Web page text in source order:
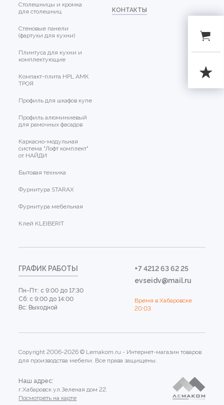
Столешницы и кромка
для столешниц
Стеновые панели
(фартуки для кухни)
Плинтуса для кухни и
комплектующие
Компакт-плита HPL АМК
ТРОЯ
Профиль для шкафов купе
Профиль алюминиевый
для рамочных фасадов
Каркасно-модульная
система "Лофт комплект"
от НАЙДИ
Бытовая техника
Фурнитура STARAX
Фурнитура мебельная
Клей KLEIBERIT
КОНТАКТЫ
ГРАФИК РАБОТЫ
Пн-Пт: с 9:00 до 17:30
Сб: с 9:00 до 14:00
Вс: Выходной
+7 4212 63 62 25
evseidv@mail.ru
Время в Хабаровске
20:03
Copyright 2006-2026 © Lemakom.ru - Интернет-магазин товаров
для производства мебели. Все права защищены.
Наш адрес:
г.Хабаровск ул.Зеленая дом 22.
Посмотреть на карте